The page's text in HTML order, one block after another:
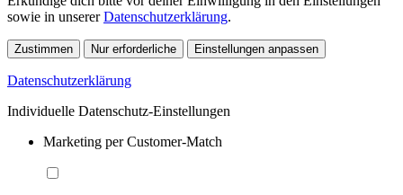
sowie in unsererDatenschutzerklärung.
Zustimmen Nur erforderliche Einstellungen anpassen
Datenschutzerklärung
Individuelle Datenschutz-Einstellungen
Marketing per Customer-Match